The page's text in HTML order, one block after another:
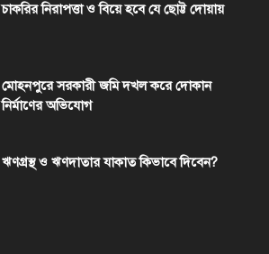
চাকরির নিরাপত্তা ও বিয়ে হবে যে ছোট্ট দোয়ায়
মোহনপুরে সরকারী জমি দখল করে দোকান
নির্মাণের অভিযোগ
ঋণগ্রস্থ ও ঋণদাতার যাকাত কিভাবে দিবেন?